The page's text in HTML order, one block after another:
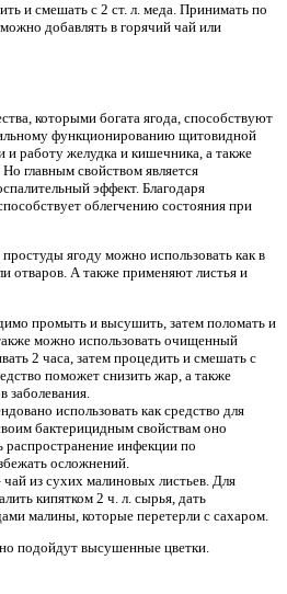
и смешать с 2 ст. л. меда. Принимать по
добавлять в горячий чай или
которыми богата ягода, способствуют
функционированию щитовидной
и работу желудка и кишечника, а также
главным свойством является
эффект. Благодаря
облегчению состояния при
ягоду можно использовать как в
отваров. А также применяют листья и
промыть и высушить, затем поломать и
можно использовать очищенный
2 часа, затем процедить и смешать с
поможет снизить жар, а также
заболевания.
использовать как средство для
бактерицидным свойствам оно
распространение инфекции по
осложнений.
из сухих малиновых листьев. Для
кипятком 2 ч. л. сырья, дать
малины, которые перетерли с сахаром.
подойдут высушенные цветки.